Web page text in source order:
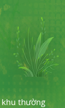
thường